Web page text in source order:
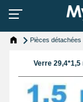
Pièces détachées
Verre